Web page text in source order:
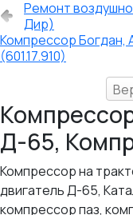
Ремонт
Дир)
Компрессор Богдан,
(601.17.910)
Д-65,
Компрессор на
двигатель Д-65,
компрессор паз,